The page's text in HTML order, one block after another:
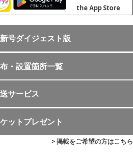
号ダイジェスト版
・設置箇所一覧
サービス
ットプレゼント
> 掲載をご希望の方はこちら